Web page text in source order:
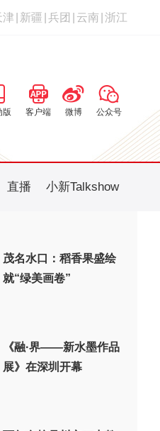
津 新疆 兵团 云南 浙江
版 客户端 微博 公众号
直播 小新Talkshow
茂名水口：稻香果盛绘
就“绿美画卷”
《融·界——新水墨作品
展》在深圳开幕